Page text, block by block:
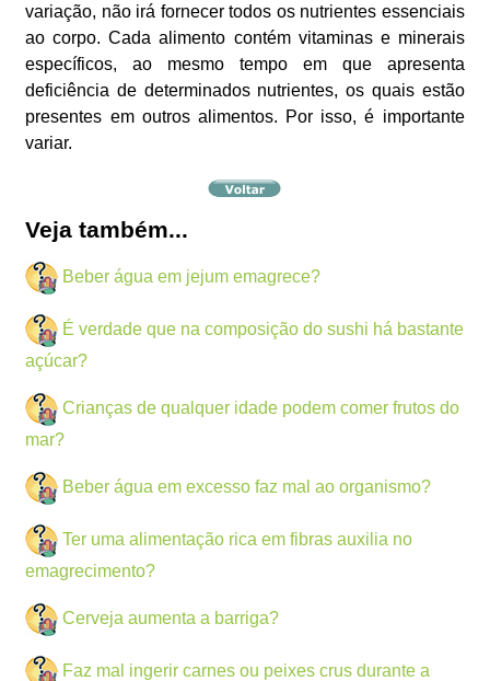
variação, não irá fornecer todos os nutrientes essenciais
ao corpo. Cada alimento contém vitaminas e minerais
específicos, ao mesmo tempo em que apresenta
deficiência de determinados nutrientes, os quais estão
presentes em outros alimentos. Por isso, é importante
variar.
Veja também...
Beber água em jejum emagrece?
É verdade que na composição do sushi há bastante
açúcar?
Crianças de qualquer idade podem comer frutos do
mar?
Beber água em excesso faz mal ao organismo?
Ter uma alimentação rica em fibras auxilia no
emagrecimento?
Cerveja aumenta a barriga?
Faz mal ingerir carnes ou peixes crus durante a